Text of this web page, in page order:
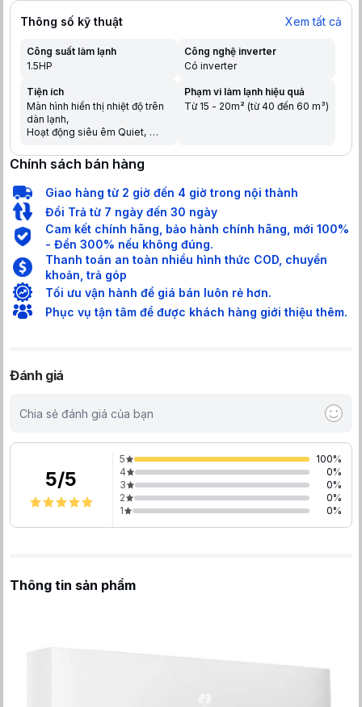
Thông số kỹ thuật Xem tất cả
Công suất làm lạnh
1.5HP
Công nghệ inverter
Có inverter
Tiện ích
Màn hình hiển thị nhiệt độ trên
dàn lạnh
Hoạt động siêu êm Quiet
Tự khởi động lại khi có điện
Hẹn giờ bật tắt máy
Dàn nóng có lớp phủ chống
ăn mòn
Chức năng tự chẩn đoán lỗi
Hiển thị màn hình điện tử
Chức năng khóa an toàn cho
trẻ em
Làm lạnh nhanh trong tích tắc
khi mới bật máy
Phạm vi làm lạnh hiệu quả
Từ 15 - 20m² (từ 40 đến 60 m³)
Chính sách bán hàng
Giao hàng từ 2 giờ đến 4 giờ trong nội thành
Đổi Trả từ 7 ngày đến 30 ngày
Cam kết chính hãng, bảo hành chính hãng, mới 100%
- Đền 300% nếu không đúng.
Thanh toán an toàn nhiều hình thức COD, chuyển
khoản, trả góp
Tối ưu vận hành để giá bán luôn rẻ hơn.
Phục vụ tận tâm để được khách hàng giới thiệu thêm.
Đánh giá
Chia sẻ đánh giá của bạn
5/5
5 100%
4
0%
3
0%
2
0%
1
0%
Thông tin sản phẩm